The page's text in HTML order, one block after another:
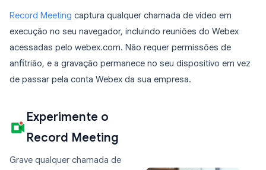
Record Meeting captura qualquer chamada de vídeo em
execução no seu navegador, incluindo reuniões do Webex
acessadas pelo webex.com. Não requer permissões de
anfitrião, e a gravação permanece no seu dispositivo em vez
de passar pela conta Webex da sua empresa.
Experimente o
Record Meeting
Grave qualquer chamada de